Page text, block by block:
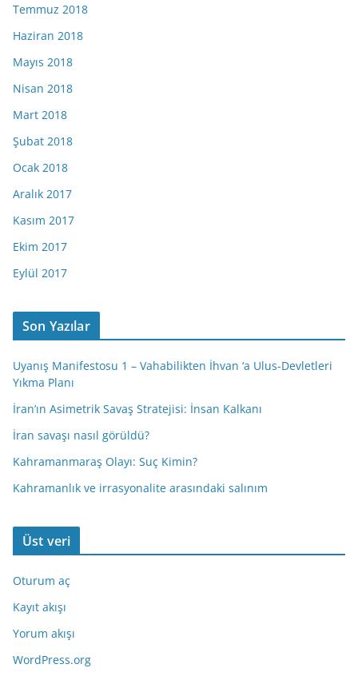
Temmuz 2018
Haziran 2018
Mayıs 2018
Nisan 2018
Mart 2018
Şubat 2018
Ocak 2018
Aralık 2017
Kasım 2017
Ekim 2017
Eylül 2017
Son Yazılar
Uyanış Manifestosu 1 – Vahabilikten İhvan ‘a Ulus-Devletleri
Yıkma Planı
İran’ın Asimetrik Savaş Stratejisi: İnsan Kalkanı
İran savaşı nasıl görüldü?
Kahramanmaraş Olayı: Suç Kimin?
Kahramanlık ve irrasyonalite arasındaki salınım
Üst veri
Oturum aç
Kayıt akışı
Yorum akışı
WordPress.org